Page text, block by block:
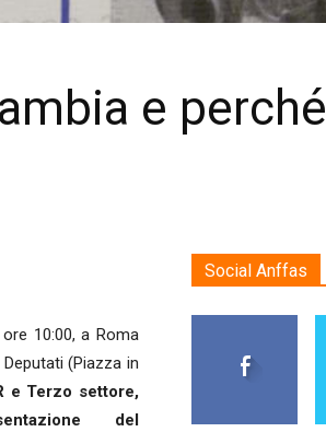
e perché
10:00, a Roma
(Piazza in
e Terzo settore,
del
Social Anffas